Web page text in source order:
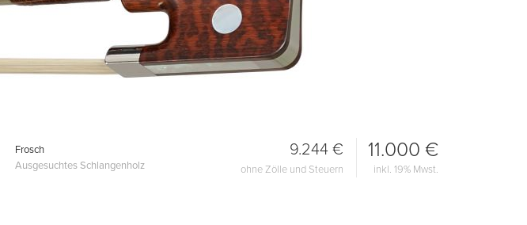
Frosch
Ausgesuchtes Schlangenholz
11.000 €
inkl. 19% Mwst.
9.244 €
ohne Zölle und Steuern